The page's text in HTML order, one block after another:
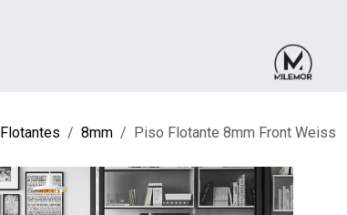
Flotantes 8mm Piso Flotante 8mm Front Weiss